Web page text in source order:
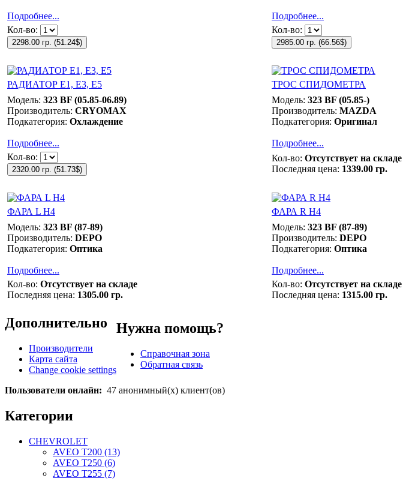
Подробнее... Подробнее...
Кол-во:
2298.00 гр. (51.24$)
Кол-во:
2985.00 гр. (66.56$)
РАДИАТОР Е1, Е3, Е5 ТРОС СПИДОМЕТРА
Модель: 323 BF (05.85-06.89)
Производитель: CRYOMAX
Подкатегория: Охлаждение
Подробнее...
Модель: 323 BF (05.85-)
Производитель: MAZDA
Подкатегория: Оригинал
Подробнее...
Кол-во:
2320.00 гр. (51.73$)
Кол-во: Отсутствует на складе
Последняя цена: 1339.00 гр.
ФАРА L Н4 ФАРА R Н4
Модель: 323 BF (87-89)
Производитель: DEPO
Подкатегория: Оптика
Подробнее...
Модель: 323 BF (87-89)
Производитель: DEPO
Подкатегория: Оптика
Подробнее...
Кол-во: Отсутствует на складе
Последняя цена: 1305.00 гр.
Кол-во: Отсутствует на складе
Последняя цена: 1315.00 гр.
Дополнительно
Производители
Карта сайта
Change cookie settings
Нужна помощь?
Справочная зона
Обратная связь
Пользователи онлайн: 47 анонимный(х) клиент(ов)
Категории
CHEVROLET
AVEO T200 (13)
AVEO T250 (6)
AVEO T255 (7)